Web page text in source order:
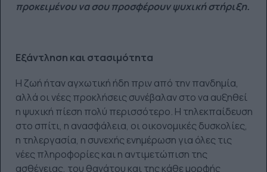
προκειμένου να σου προσφέρουν ψυχική στήριξη.
Εξάντληση και στασιμότητα
Η ζωή ήταν αγχωτική ήδη πριν από την πανδημία,
αλλά οι νέες προκλήσεις συνέβαλαν στο να αυξηθεί
η ψυχική πίεση πολύ περισσότερο. Η τηλεκπαίδευση
στο σπίτι, η ανασφάλεια, οι οικονομικές δυσκολίες,
η τηλεργασία, η συνεχής ενημέρωση για όλες τις
νέες πληροφορίες και η αντιμετώπιση της
ασθένειας, του θανάτου και της κάθε μορφής